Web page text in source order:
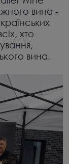
вина -
хто
вина.